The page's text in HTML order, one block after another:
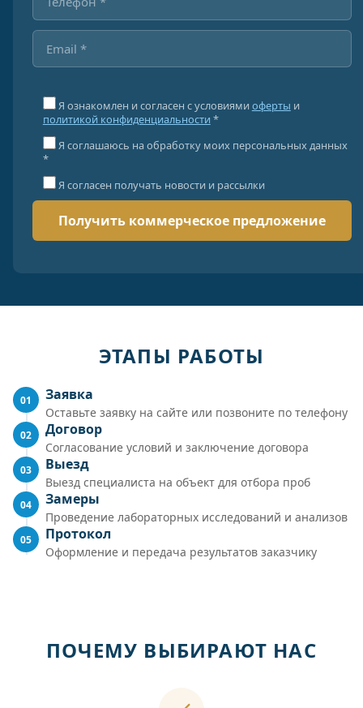
Я ознакомлен и согласен с условиями оферты и
политикой конфиденциальности *
Я соглашаюсь на обработку моих персональных данных
*
Я согласен получать новости и рассылки
ЭТАПЫ РАБОТЫ
01 Заявка
Оставьте заявку на сайте или позвоните по телефону
02 Договор
Согласование условий и заключение договора
03 Выезд
Выезд специалиста на объект для отбора проб
04 Замеры
Проведение лабораторных исследований и анализов
05 Протокол
Оформление и передача результатов заказчику
ПОЧЕМУ ВЫБИРАЮТ НАС